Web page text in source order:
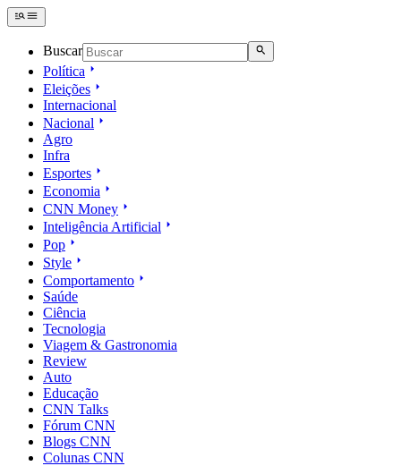
Buscar
Política
Eleições
Internacional
Nacional
Agro
Infra
Esportes
Economia
CNN Money
Inteligência Artificial
Pop
Style
Comportamento
Saúde
Ciência
Tecnologia
Viagem & Gastronomia
Review
Auto
Educação
CNN Talks
Fórum CNN
Blogs CNN
Colunas CNN